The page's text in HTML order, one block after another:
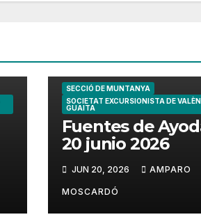
SECCIÓ DE MUNTANYA
SOCIETAT EXCURSIONISTA DE
GUAITA
Fuentes de
20 junio 2026
JUN 20, 2026 AMPARO
MOSCARDÓ